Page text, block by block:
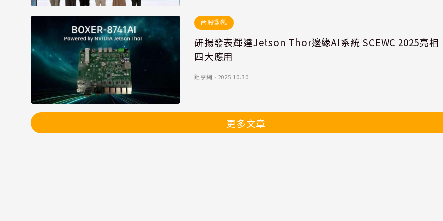
台股動態
研揚發表輝達Jetson Thor邊緣AI系統 SCEWC 2025亮相
四大應用
鉅亨網 ． 2025.10.30
更多文章